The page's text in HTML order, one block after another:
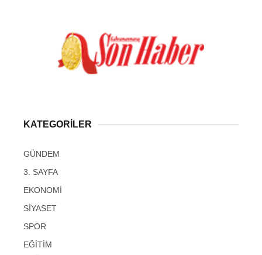
KATEGORİLER
GÜNDEM
3. SAYFA
EKONOMİ
SİYASET
SPOR
EĞİTİM